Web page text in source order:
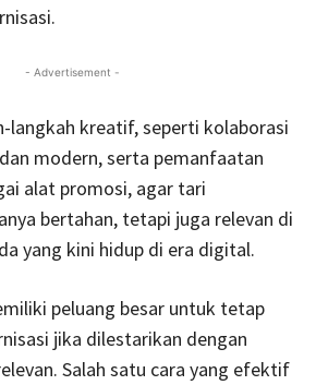
- Advertisement -
langkah kreatif, seperti kolaborasi
modern, serta pemanfaatan
alat promosi, agar tari
bertahan, tetapi juga relevan di
yang kini hidup di era digital.
peluang besar untuk tetap
jika dilestarikan dengan
Salah satu cara yang efektif